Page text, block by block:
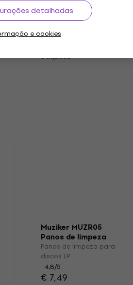
detalhadas
e cookies
Género
Ano de lançamento
Etiqueta
Muziker MUZR05
Panos de limpeza
para discos LP
Panos de limpeza para
discos LP
4,8/5
€ 7,49